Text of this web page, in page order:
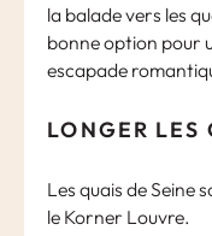
la balade vers les
bonne option pour
escapade
LONGER LES
Les quais de Seine
le Korner Louvre.